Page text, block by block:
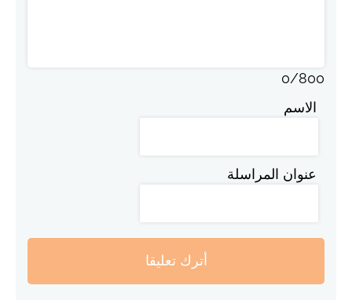
0/800
الاسم
عنوان المراسلة
أترك تعليقا